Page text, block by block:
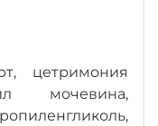
цетримония
мочевина,